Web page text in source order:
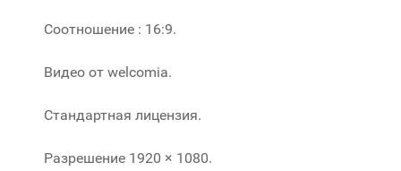
Соотношение : 16:9.
Видео от welcomia.
Стандартная лицензия.
Разрешение 1920 × 1080.